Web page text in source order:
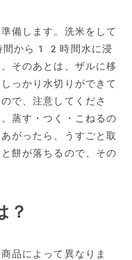
備します。洗米をして
間から12時間水に浸
そのあとは、ザルに移
っかり水切りができて
で、注意してくださ
蒸す・つく・こねるの
がったら、うすごと取
餅が落ちるので、その
？
品によって異なりま